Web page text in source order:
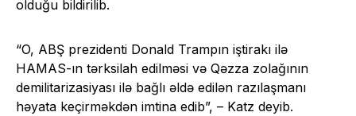
olduğu bildirilib.
“O, ABŞ prezidenti Donald Trampın iştirakı ilə
HAMAS-ın tərksilah edilməsi və Qəzza zolağının
demilitarizasiyası ilə bağlı əldə edilən razılaşmanı
həyata keçirməkdən imtina edib”, – Katz deyib.